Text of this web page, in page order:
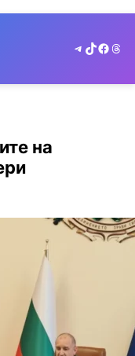
Telegram
TikTok
на